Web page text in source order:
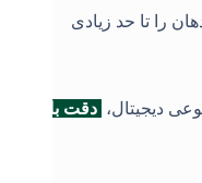
را تا حد زیادی
دیجیتال، دقت بالای